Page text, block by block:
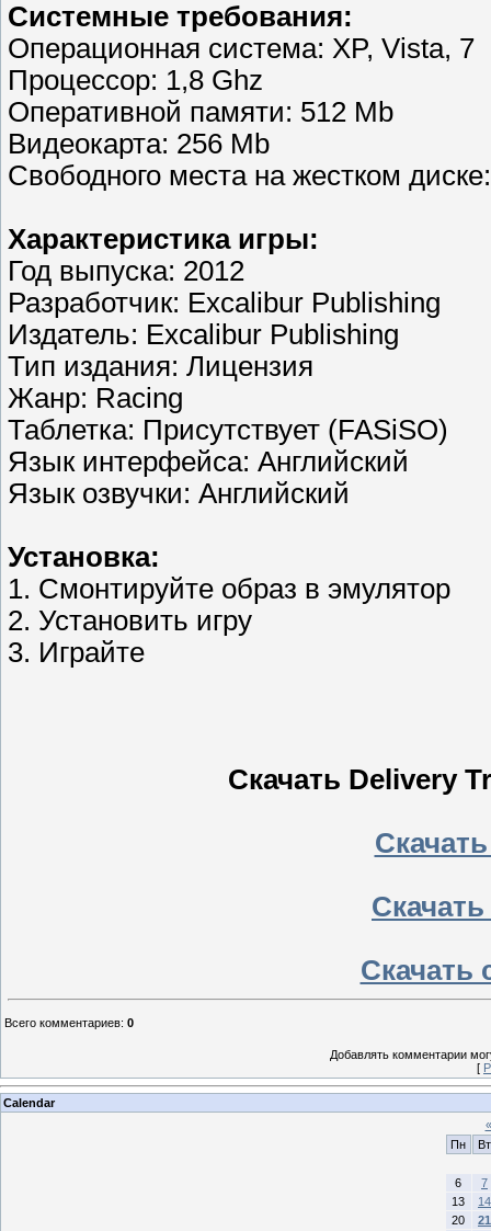
Системные требования:
Операционная система: XP, Vista, 7
Процессор: 1,8 Ghz
Оперативной памяти: 512 Mb
Видеокарта: 256 Mb
Свободного места на жестком
Характеристика игры:
Год выпуска: 2012
Разработчик: Excalibur Publishing
Издатель: Excalibur Publishing
Тип издания: Лицензия
Жанр: Racing
Таблетка: Присутствует (FASiSO)
Язык интерфейса: Английский
Язык озвучки: Английский
Установка:
1. Смонтируйте образ в эмулятор
2. Установить игру
3. Играйте
Скачать Delivery
Скачать
Всего комментариев: 0
Добавлять комментарии
[
Calendar
«
Пн
Вт
6
7
13
14
20
21